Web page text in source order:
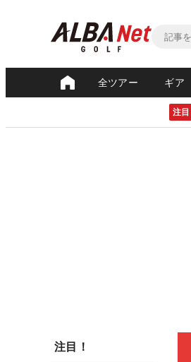
全ツアー ギア
注目
注目！